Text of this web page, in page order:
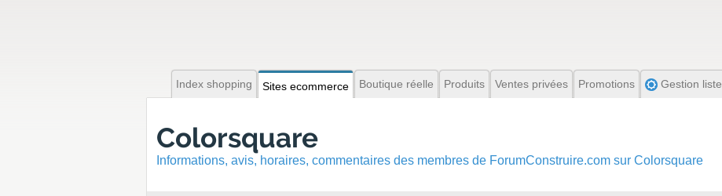
Index shopping Sites ecommerce Boutique réelle Produits Ventes privées Promotions Gestion liste
Colorsquare
Informations, avis, horaires, commentaires des membres de ForumConstruire.com sur Colorsquare